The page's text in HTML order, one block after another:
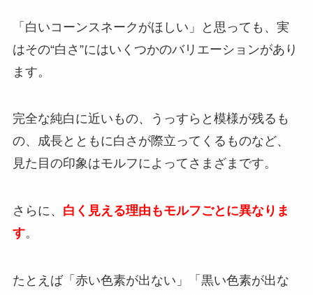
「白いコーンスネークがほしい」と思っても、実
はその“白さ”にはいくつかのバリエーションがあり
ます。
完全な純白に近いもの、うっすらと模様が残るも
の、成長とともに白さが際立ってくるものなど、
見た目の印象はモルフによってさまざまです。
さらに、 白く見える理由もモルフごとに異なりま
す。
たとえば「赤い色素が出ない」「黒い色素が出な